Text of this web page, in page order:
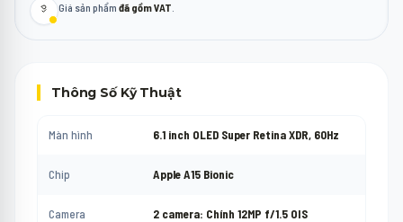
Giá sản phẩm đã gồm VAT
Thông Số Kỹ Thuật
Màn hình 6.1 inch OLED Super Retina XDR, 60Hz
Chip Apple A15 Bionic
Camera 2 camera: Chính 12MP f/1.5 OIS